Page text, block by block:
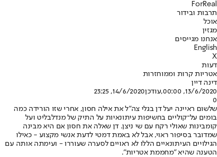
ForReal
תרבות ובידור
אוכל
מגזין
אנחנו מגייסים
English
X
דעות
אטריות קרות וממוחזרות
דינה דיין
13/6/2020, 00:00
,עודכן14/6/2020, 23:25
0
שלשום ראיינה יעל דן בגלי צה"ל את אילה חסון, אחרי שזו הורידה כמה
בומים על־קוליים בחשיפות עיתונאיות על התיק של מנדלבליט ועל
קומבינות שאולי רקח עם שי ניצן. דן שאלה את חסון אם היא מבינה
שמדובר בסיפור ראוי, אבל לא באמת דמטי לדעת אנשי מקצוע - כאילו
הגילויים העיתונאיים הללו לא ראויים לסערה שעוררו - ועימתה אותה עם
הטענה שהיא "מחממת אטריות".